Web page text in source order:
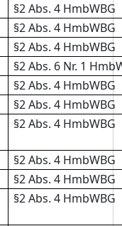
§2 Abs. 4 HmbWBG
§2 Abs. 4 HmbWBG
§2 Abs. 4 HmbWBG
§2 Abs. 6 Nr. 1
§2 Abs. 4 HmbWBG
§2 Abs. 4 HmbWBG
§2 Abs. 4 HmbWBG
§2 Abs. 4 HmbWBG
§2 Abs. 4 HmbWBG
§2 Abs. 4 HmbWBG